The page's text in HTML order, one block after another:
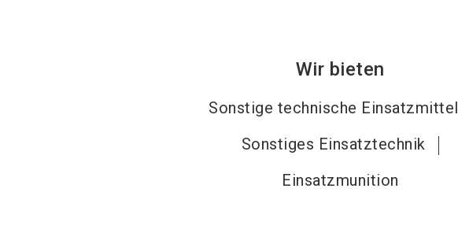
Wir bieten
Sonstige technische Einsatzmittel
Sonstiges Einsatztechnik
Einsatzmunition